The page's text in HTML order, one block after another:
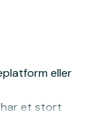
eller
har et stort